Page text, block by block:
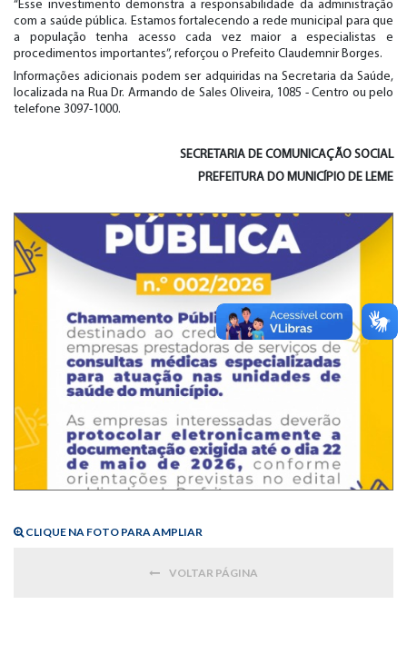
“Esse investimento demonstra a responsabilidade da administração
com a saúde pública. Estamos fortalecendo a rede municipal para que
a população tenha acesso cada vez maior a especialistas e
procedimentos importantes”, reforçou o Prefeito Claudemnir Borges.
Informações adicionais podem ser adquiridas na Secretaria da Saúde,
localizada na Rua Dr. Armando de Sales Oliveira, 1085 - Centro ou pelo
telefone 3097-1000.
SECRETARIA DE COMUNICAÇÃO SOCIAL
PREFEITURA DO MUNICÍPIO DE LEME
CLIQUE NA FOTO PARA AMPLIAR
VOLTAR PÁGINA